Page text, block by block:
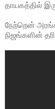
தாயகத்தில்
நேற்றென்
நிஜங்களின்